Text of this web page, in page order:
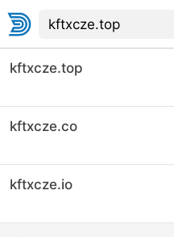
kftxcze.top
kftxcze.co
kftxcze.io